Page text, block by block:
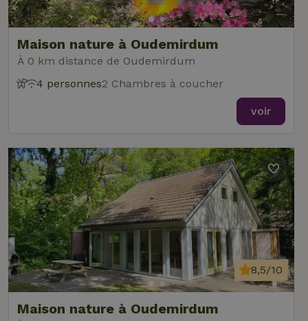
Maison nature à Oudemirdum
À 0 km distance de Oudemirdum
4 personnes2 Chambres à coucher
voir
Maison nature à Oudemirdum
8,5/10